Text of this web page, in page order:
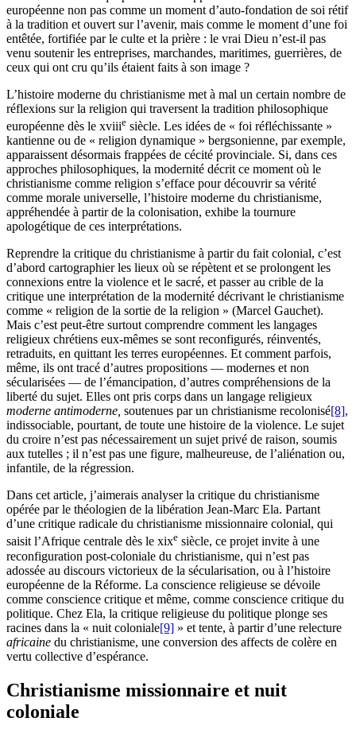
européenne non pas comme un moment d’auto-fondation de soi rétif
à la tradition et ouvert sur l’avenir, mais comme le moment d’une foi
entêtée, fortifiée par le culte et la prière : le vrai Dieu n’est-il pas
venu soutenir les entreprises, marchandes, maritimes, guerrières, de
ceux qui ont cru qu’ils étaient faits à son image ?
L’histoire moderne du christianisme met à mal un certain nombre de
réflexions sur la religion qui traversent la tradition philosophique
européenne dès le xviiie siècle. Les idées de « foi réfléchissante »
kantienne ou de « religion dynamique » bergsonienne, par exemple,
apparaissent désormais frappées de cécité provinciale. Si, dans ces
approches philosophiques, la modernité décrit ce moment où le
christianisme comme religion s’efface pour découvrir sa vérité
comme morale universelle, l’histoire moderne du christianisme,
appréhendée à partir de la colonisation, exhibe la tournure
apologétique de ces interprétations.
Reprendre la critique du christianisme à partir du fait colonial, c’est
d’abord cartographier les lieux où se répètent et se prolongent les
connexions entre la violence et le sacré, et passer au crible de la
critique une interprétation de la modernité décrivant le christianisme
comme « religion de la sortie de la religion » (Marcel Gauchet).
Mais c’est peut-être surtout comprendre comment les langages
religieux chrétiens eux-mêmes se sont reconfigurés, réinventés,
retraduits, en quittant les terres européennes. Et comment parfois,
même, ils ont tracé d’autres propositions — modernes et non
sécularisées — de l’émancipation, d’autres compréhensions de la
liberté du sujet. Elles ont pris corps dans un langage religieux
moderne antimoderne, soutenues par un christianisme recolonisé[8],
indissociable, pourtant, de toute une histoire de la violence. Le sujet
du croire n’est pas nécessairement un sujet privé de raison, soumis
aux tutelles ; il n’est pas une figure, malheureuse, de l’aliénation ou,
infantile, de la régression.
Dans cet article, j’aimerais analyser la critique du christianisme
opérée par le théologien de la libération Jean-Marc Ela. Partant
d’une critique radicale du christianisme missionnaire colonial, qui
saisit l’Afrique centrale dès le xixe siècle, ce projet invite à une
reconfiguration post-coloniale du christianisme, qui n’est pas
adossée au discours victorieux de la sécularisation, ou à l’histoire
européenne de la Réforme. La conscience religieuse se dévoile
comme conscience critique et même, comme conscience critique du
politique. Chez Ela, la critique religieuse du politique plonge ses
racines dans la « nuit coloniale[9] » et tente, à partir d’une relecture
africaine du christianisme, une conversion des affects de colère en
vertu collective d’espérance.
Christianisme missionnaire et nuit
coloniale